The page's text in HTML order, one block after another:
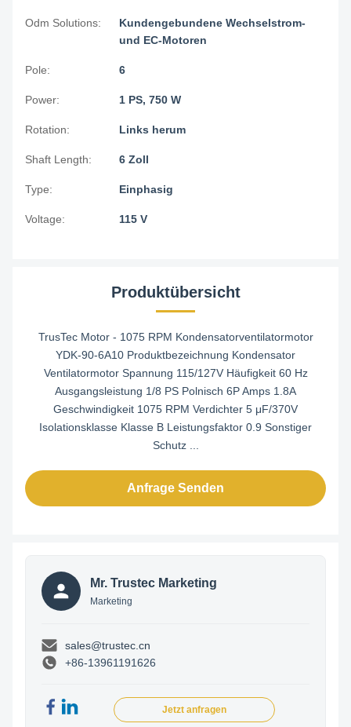
Odm Solutions:
Kundengebundene Wechselstrom-
und EC-Motoren
Pole: 6
Power: 1 PS, 750 W
Rotation: Links herum
Shaft Length: 6 Zoll
Type: Einphasig
Voltage: 115 V
Produktübersicht
TrusTec Motor - 1075 RPM Kondensatorventilatormotor
YDK-90-6A10 Produktbezeichnung Kondensator
Ventilatormotor Spannung 115/127V Häufigkeit 60 Hz
Ausgangsleistung 1/8 PS Polnisch 6P Amps 1.8A
Geschwindigkeit 1075 RPM Verdichter 5 μF/370V
Isolationsklasse Klasse B Leistungsfaktor 0.9 Sonstiger
Schutz ...
Anfrage Senden
Mr. Trustec Marketing
Marketing
sales@trustec.cn
+86-13961191626
Jetzt anfragen